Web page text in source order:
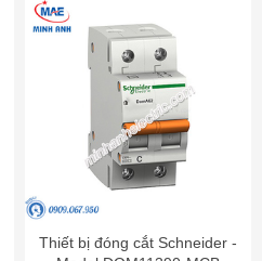
Thiết bị đóng cắt Schneider -